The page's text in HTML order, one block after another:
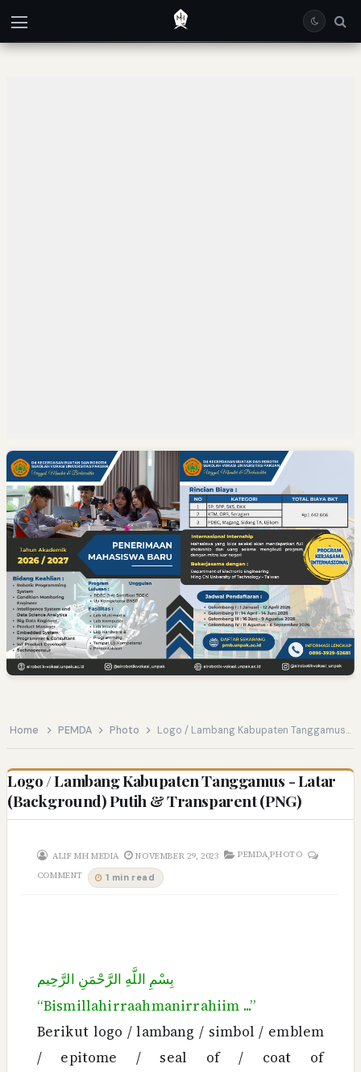
Home PEMDA Photo Logo / Lambang Kabupaten Tanggamus - Latar (Background) Putih & Transparent (PNG)
Logo / Lambang Kabupaten Tanggamus - Latar
(Background) Putih & Transparent (PNG)
ALIF MH MEDIA NOVEMBER 29, 2023 PEMDA,PHOTO
COMMENT
1 min read
بِسْمِ اللَّهِ الرَّحْمَنِ الرَّحِيم
“Bismillahirraahmanirrahiim ...”
Berikut logo / lambang / simbol / emblem
/ epitome / seal of / coat of